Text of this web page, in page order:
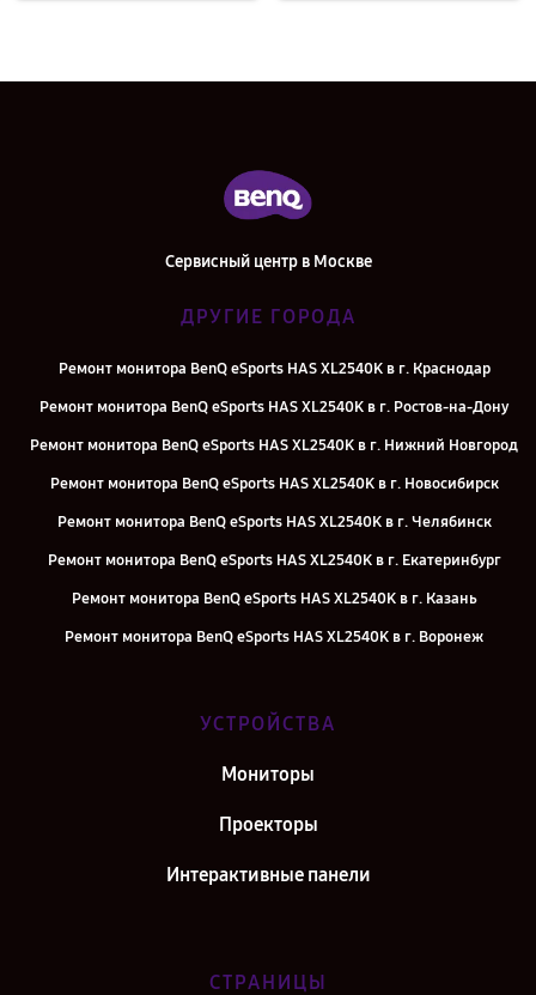
Сервисный центр в Москве
ДРУГИЕ ГОРОДА
Ремонт монитора BenQ eSports HAS XL2540K в г. Краснодар
Ремонт монитора BenQ eSports HAS XL2540K в г. Ростов-на-Дону
Ремонт монитора BenQ eSports HAS XL2540K в г. Нижний Новгород
Ремонт монитора BenQ eSports HAS XL2540K в г. Новосибирск
Ремонт монитора BenQ eSports HAS XL2540K в г. Челябинск
Ремонт монитора BenQ eSports HAS XL2540K в г. Екатеринбург
Ремонт монитора BenQ eSports HAS XL2540K в г. Казань
Ремонт монитора BenQ eSports HAS XL2540K в г. Воронеж
Ремонт монитора BenQ eSports HAS XL2540K в г. Самара
Ремонт монитора BenQ eSports HAS XL2540K в г. Санкт-Петербург
УСТРОЙСТВА
Мониторы
Проекторы
Интерактивные панели
СТРАНИЦЫ